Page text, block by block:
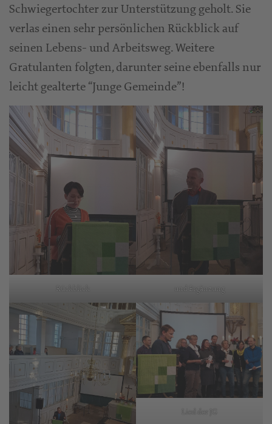
Schwiegertochter zur Unterstützung geholt. Sie
verlas einen sehr persönlichen Rückblick auf
seinen Lebens- und Arbeitsweg. Weitere
Gratulanten folgten, darunter seine ebenfalls nur
leicht gealterte “Junge Gemeinde”!
Rückblick und Ergänzung
Lied der JG